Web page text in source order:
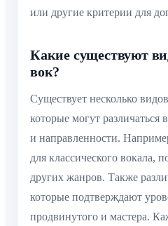
или другие критерии для
Какие существуют
вок?
Существует несколько
которые могут различаться
и направленности.
для классического вокала,
других жанров. Также
которые подтверждают
продвинутого и мастера.